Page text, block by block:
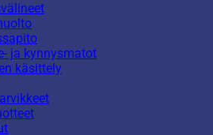
ja kynnysmatot
käsittely